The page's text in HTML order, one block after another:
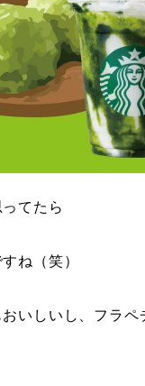
てたら
ね（笑）
いしいし、フラペ